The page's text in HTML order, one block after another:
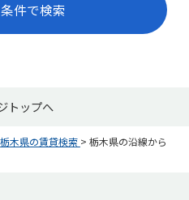
件で検索
トップへ
栃木県の賃貸検索 > 栃木県の沿線から